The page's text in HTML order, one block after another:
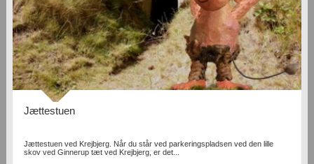
Jættestuen
Jættestuen ved Krejbjerg. Når du står ved parkeringspladsen ved den lille
skov ved Ginnerup tæt ved Krejbjerg, er det...